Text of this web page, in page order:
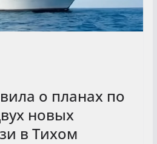
о планах по
новых
в Тихом